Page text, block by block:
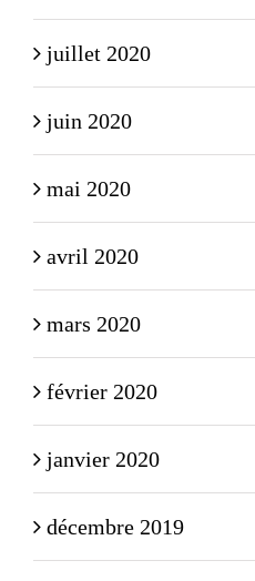
juillet 2020
juin 2020
mai 2020
avril 2020
mars 2020
février 2020
janvier 2020
décembre 2019